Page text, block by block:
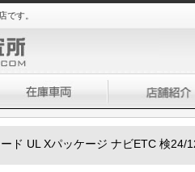
です。
ド UL Xパッケージ ナビETC 検24/